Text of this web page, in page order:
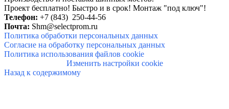
Проект бесплатно! Быстро и в срок! Монтаж "под ключ"!
Телефон: +7 (843) 250-44-56
Почта: Shm@selectprom.ru
Политика обработки персональных данных
Согласие на обработку персональных данных
Политика использования файлов cookie
Изменить настройки cookie
Назад к содержимому